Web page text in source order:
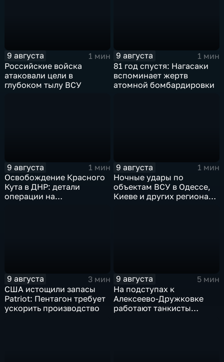
9 августа
1 мин
Российские войска
атаковали цели в
глубоком тылу ВСУ
9 августа
1 мин
81 год спустя: Нагасаки
вспоминает жертв
атомной бомбардировки
9 августа
1 мин
Освобождение Красного
Кута в ДНР: детали
операции на
9 августа
1 мин
Ночные удары по
объектам ВСУ в Одессе,
Киеве и других регионах
9 августа
3 мин
США истощили запасы
Patriot: Пентагон требует
ускорить производство
9 августа
5 мин
На подступах к
Алексеево-Дружковке
работают танкисты